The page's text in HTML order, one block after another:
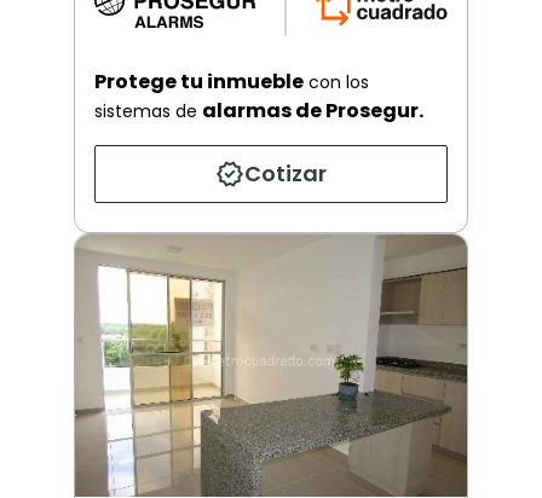
Protege tu inmueble con los
sistemas de alarmas de Prosegur.
Cotizar